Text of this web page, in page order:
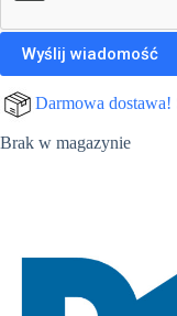
Darmowa dostawa!
Brak w magazynie